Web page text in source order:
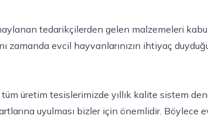
tedarikçilerden gelen malzemeleri
evcil hayvanlarınızın ihtiyaç
üretim tesislerimizde yıllık kalite sistem
uyulması bizler için önemlidir. Böylece